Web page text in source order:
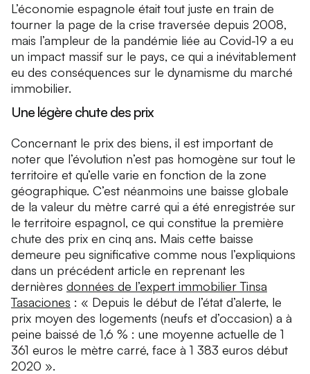
L’économie espagnole était tout juste en train de
tourner la page de la crise traversée depuis 2008,
mais l’ampleur de la pandémie liée au Covid-19 a eu
un impact massif sur le pays, ce qui a inévitablement
eu des conséquences sur le dynamisme du marché
immobilier.
Une légère chute des prix
Concernant le prix des biens, il est important de
noter que l’évolution n’est pas homogène sur tout le
territoire et qu’elle varie en fonction de la zone
géographique. C’est néanmoins une baisse globale
de la valeur du mètre carré qui a été enregistrée sur
le territoire espagnol, ce qui constitue la première
chute des prix en cinq ans. Mais cette baisse
demeure peu significative comme nous l’expliquions
dans un précédent article en reprenant les
dernières données de l’expert immobilier Tinsa
Tasaciones : « Depuis le début de l’état d’alerte, le
prix moyen des logements (neufs et d’occasion) a à
peine baissé de 1,6 % : une moyenne actuelle de 1
361 euros le mètre carré, face à 1 383 euros début
2020 ».